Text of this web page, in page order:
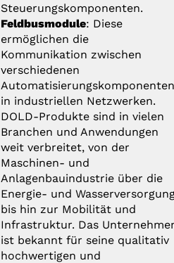
Steuerungskomponenten.
Feldbusmodule: Diese
ermöglichen die
Kommunikation zwischen
verschiedenen
in industriellen Netzwerken.
DOLD-Produkte sind in vielen
Branchen und Anwendungen
weit verbreitet, von der
Maschinen- und
Anlagenbauindustrie über die
Energie- und
bis hin zur Mobilität und
Infrastruktur. Das
ist bekannt für seine qualitativ
hochwertigen und